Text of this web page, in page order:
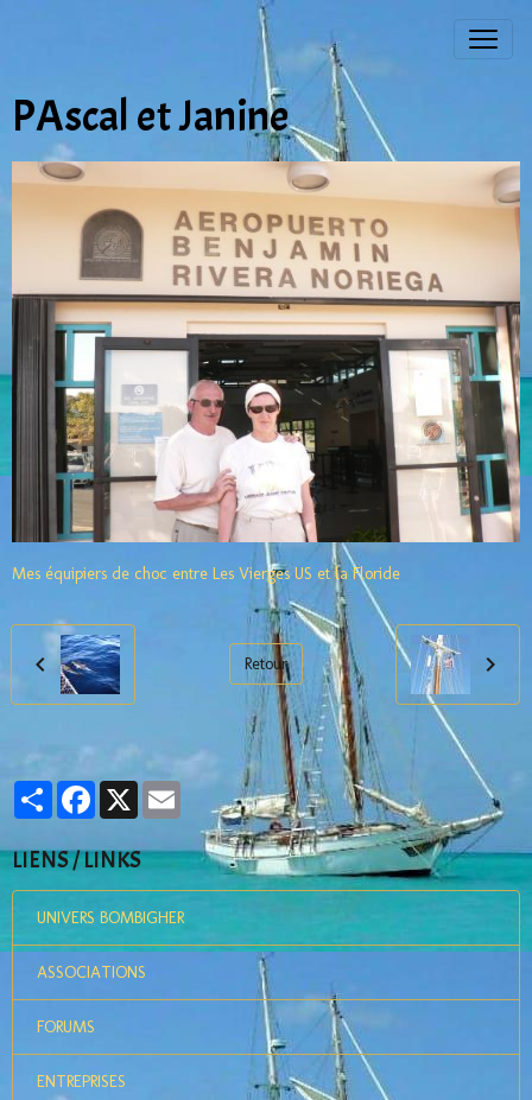
PAscal et Janine
Mes équipiers de choc entre Les Vierges US et la Floride
Retour
PartagerFacebook
X
LIENS / LINKS
UNIVERS BOMBIGHER
ASSOCIATIONS
FORUMS
ENTREPRISES